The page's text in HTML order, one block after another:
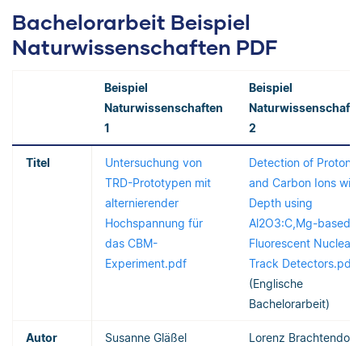
Bachelorarbeit Beispiel
Naturwissenschaften PDF
Beispiel
Naturwissenschaften
1
Beispiel
2
Titel
Untersuchung von
TRD-Prototypen mit
alternierender
Hochspannung für
das CBM-
Experiment.pdf
Detection of Protons
and Carbon Ions with
Depth using
Al2O3:C,Mg-based
Fluorescent Nuclear
Track Detectors.pdf
(Englische
Bachelorarbeit)
Autor Susanne Gläßel Lorenz Brachtendorf